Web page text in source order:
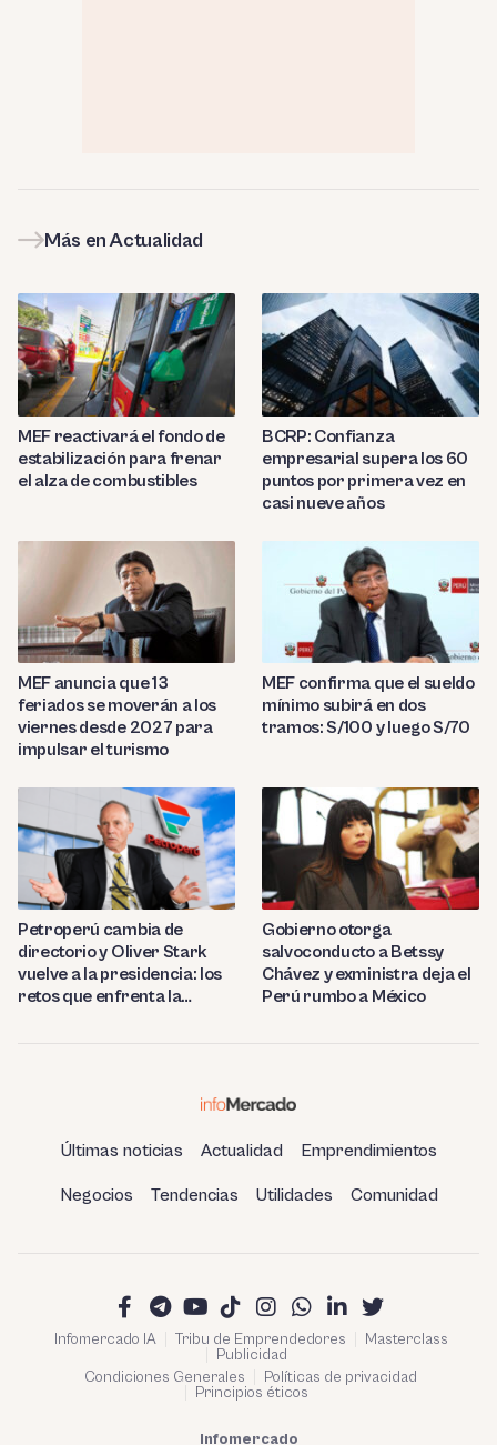
Más en Actualidad
MEF reactivará el fondo de
estabilización para frenar
el alza de combustibles
BCRP: Confianza
empresarial supera los 60
puntos por primera vez en
casi nueve años
MEF anuncia que 13
feriados se moverán a los
viernes desde 2027 para
impulsar el turismo
MEF confirma que el sueldo
mínimo subirá en dos
tramos: S/100 y luego S/70
Petroperú cambia de
directorio y Oliver Stark
vuelve a la presidencia: los
retos que enfrenta la
Gobierno otorga
salvoconducto a Betssy
Chávez y exministra deja el
Perú rumbo a México
Últimas noticias Actualidad Emprendimientos
Negocios Tendencias Utilidades Comunidad
Infomercado IA Tribu de Emprendedores
Masterclass
Publicidad
Condiciones Generales
Políticas de privacidad
Principios éticos
Infomercado